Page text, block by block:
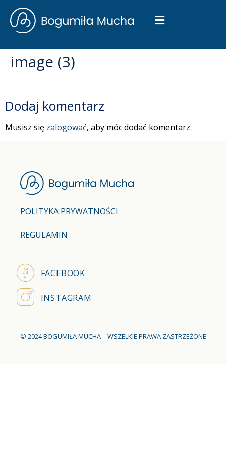
image (3)
Dodaj komentarz
Musisz się zalogować, aby móc dodać komentarz.
POLITYKA PRYWATNOŚCI
REGULAMIN
FACEBOOK
INSTAGRAM
© 2024 BOGUMIŁA MUCHA – WSZELKIE PRAWA ZASTRZEŻONE